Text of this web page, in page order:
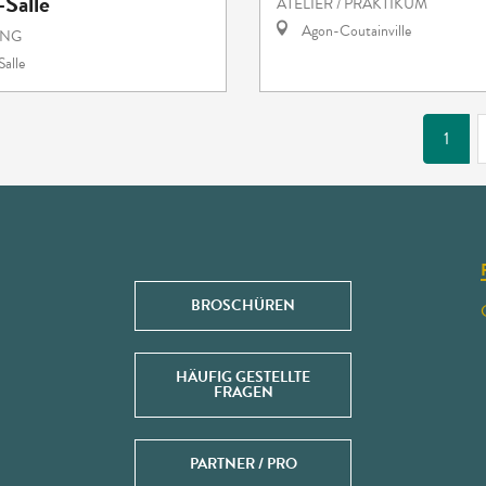
Agon-Coutainville
1
BROSCHÜREN
HÄUFIG GESTELLTE
FRAGEN
PARTNER / PRO